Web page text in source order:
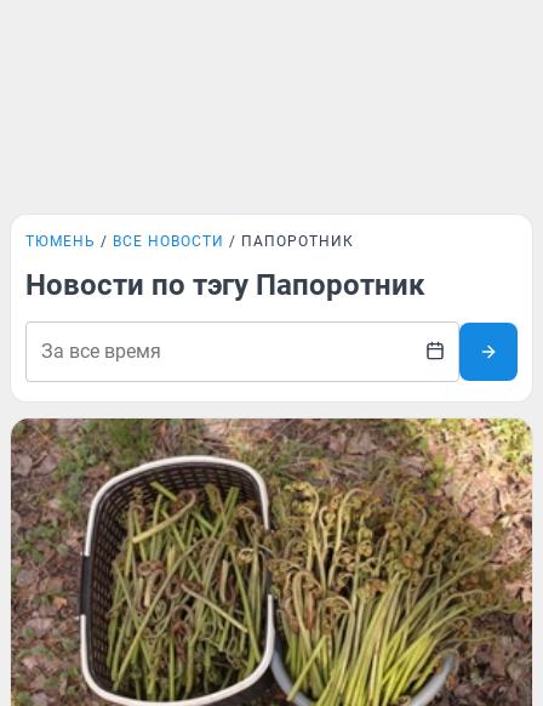
ТЮМЕНЬ ВСЕ НОВОСТИ ПАПОРОТНИК
Новости по тэгу Папоротник